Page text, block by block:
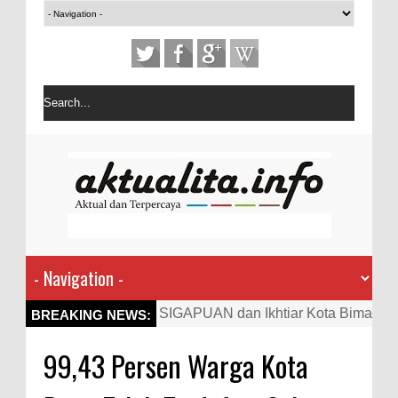
BREAKING NEWS:
Kapolres Bima Beri Penghargaan
Aktif Bantu Polisi Berantas
99,43 Persen Warga Kota